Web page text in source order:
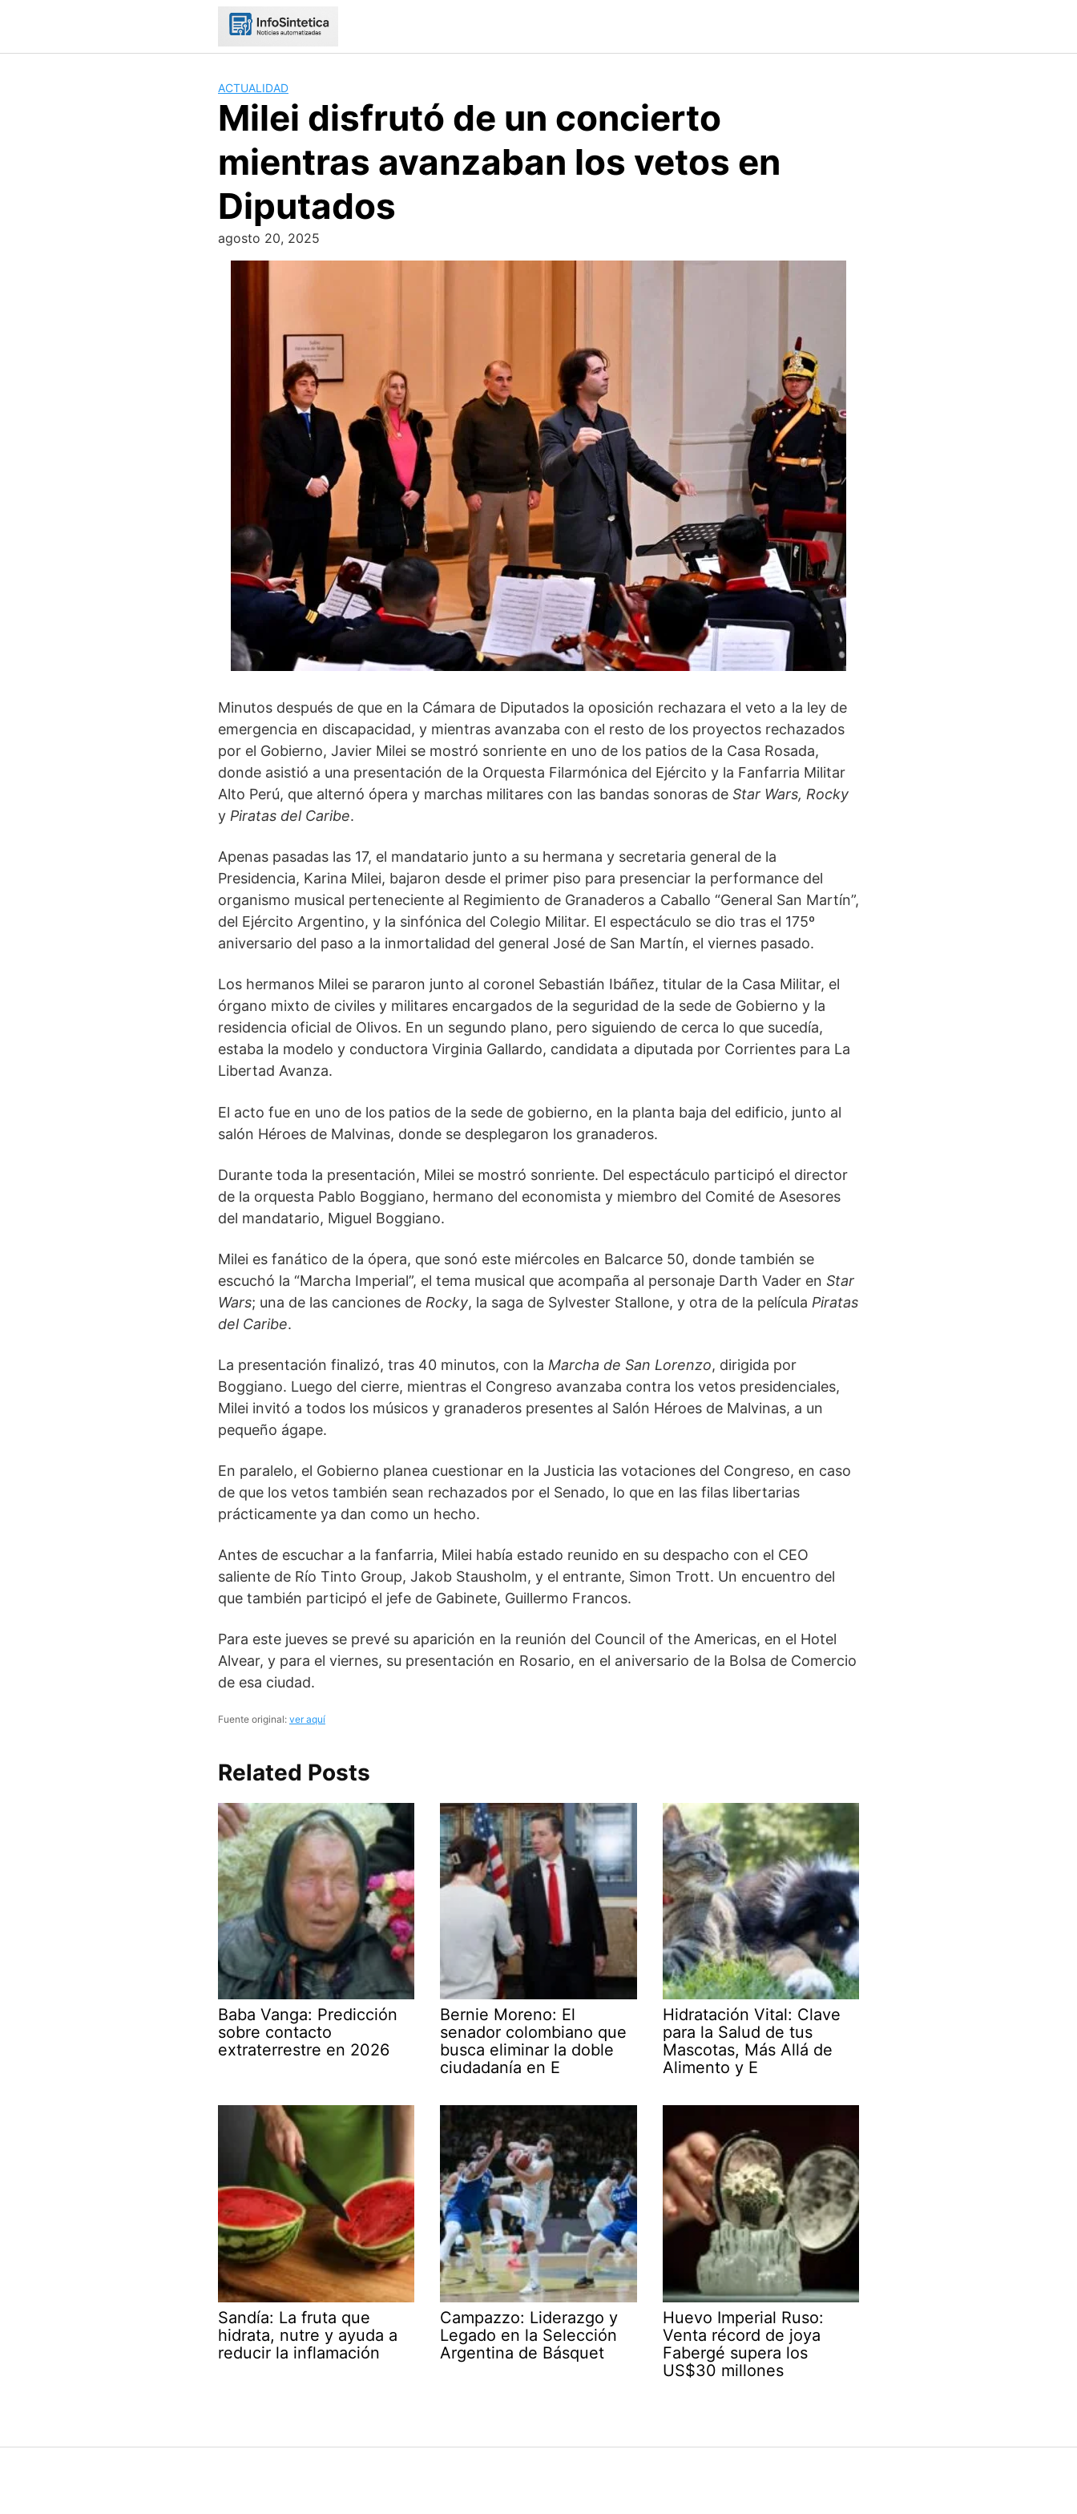
ACTUALIDAD
Milei disfrutó de un concierto
mientras avanzaban los vetos en
Diputados
agosto 20, 2025
Minutos después de que en la Cámara de Diputados la oposición rechazara el veto a la ley de
emergencia en discapacidad, y mientras avanzaba con el resto de los proyectos rechazados
por el Gobierno, Javier Milei se mostró sonriente en uno de los patios de la Casa Rosada,
donde asistió a una presentación de la Orquesta Filarmónica del Ejército y la Fanfarria Militar
Alto Perú, que alternó ópera y marchas militares con las bandas sonoras de Star Wars, Rocky
y Piratas del Caribe.
Apenas pasadas las 17, el mandatario junto a su hermana y secretaria general de la
Presidencia, Karina Milei, bajaron desde el primer piso para presenciar la performance del
organismo musical perteneciente al Regimiento de Granaderos a Caballo “General San Martín”,
del Ejército Argentino, y la sinfónica del Colegio Militar. El espectáculo se dio tras el 175º
aniversario del paso a la inmortalidad del general José de San Martín, el viernes pasado.
Los hermanos Milei se pararon junto al coronel Sebastián Ibáñez, titular de la Casa Militar, el
órgano mixto de civiles y militares encargados de la seguridad de la sede de Gobierno y la
residencia oficial de Olivos. En un segundo plano, pero siguiendo de cerca lo que sucedía,
estaba la modelo y conductora Virginia Gallardo, candidata a diputada por Corrientes para La
Libertad Avanza.
El acto fue en uno de los patios de la sede de gobierno, en la planta baja del edificio, junto al
salón Héroes de Malvinas, donde se desplegaron los granaderos.
Durante toda la presentación, Milei se mostró sonriente. Del espectáculo participó el director
de la orquesta Pablo Boggiano, hermano del economista y miembro del Comité de Asesores
del mandatario, Miguel Boggiano.
Milei es fanático de la ópera, que sonó este miércoles en Balcarce 50, donde también se
escuchó la “Marcha Imperial”, el tema musical que acompaña al personaje Darth Vader en Star
Wars; una de las canciones de Rocky, la saga de Sylvester Stallone, y otra de la película Piratas
del Caribe.
La presentación finalizó, tras 40 minutos, con la Marcha de San Lorenzo, dirigida por
Boggiano. Luego del cierre, mientras el Congreso avanzaba contra los vetos presidenciales,
Milei invitó a todos los músicos y granaderos presentes al Salón Héroes de Malvinas, a un
pequeño ágape.
En paralelo, el Gobierno planea cuestionar en la Justicia las votaciones del Congreso, en caso
de que los vetos también sean rechazados por el Senado, lo que en las filas libertarias
prácticamente ya dan como un hecho.
Antes de escuchar a la fanfarria, Milei había estado reunido en su despacho con el CEO
saliente de Río Tinto Group, Jakob Stausholm, y el entrante, Simon Trott. Un encuentro del
que también participó el jefe de Gabinete, Guillermo Francos.
Para este jueves se prevé su aparición en la reunión del Council of the Americas, en el Hotel
Alvear, y para el viernes, su presentación en Rosario, en el aniversario de la Bolsa de Comercio
de esa ciudad.
Fuente original: ver aquí
Related Posts
Baba Vanga: Predicción
sobre contacto
extraterrestre en 2026
Bernie Moreno: El
senador colombiano que
busca eliminar la doble
ciudadanía en E
Hidratación Vital: Clave
para la Salud de tus
Mascotas, Más Allá de
Alimento y E
Sandía: La fruta que
hidrata, nutre y ayuda a
reducir la inflamación
Campazzo: Liderazgo y
Legado en la Selección
Argentina de Básquet
Huevo Imperial Ruso:
Venta récord de joya
Fabergé supera los
US$30 millones